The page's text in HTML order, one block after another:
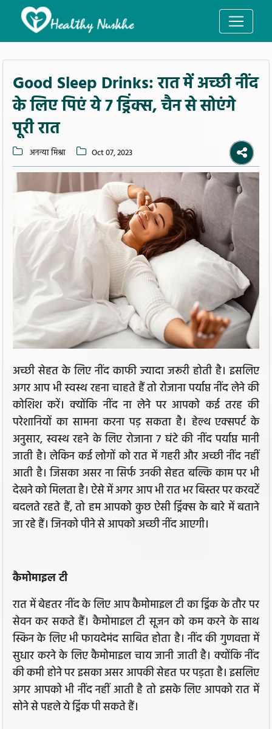
Good Sleep Drinks: रात में अच्छी नींद
के लिए पिएं ये 7 ड्रिंक्स, चैन से सोएंगे
पूरी रात
अनन्या मिश्रा Oct 07, 2023
अच्छी सेहत के लिए नींद काफी ज्यादा जरूरी होती है। इसलिए
अगर आप भी स्वस्थ रहना चाहते हैं तो रोजाना पर्याप्त नींद लेने की
कोशिश करें। क्योंकि नींद ना लेने पर आपको कई तरह की
परेशानियों का सामना करना पड़ सकता है। हेल्थ एक्सपर्ट के
अनुसार, स्वस्थ रहने के लिए रोजाना 7 घंटे की नींद पर्याप्त मानी
जाती है। लेकिन कई लोगों को रात में गहरी और अच्छी नींद नहीं
आती है। जिसका असर ना सिर्फ उनकी सेहत बल्कि काम पर भी
देखने को मिलता है। ऐसे में अगर आप भी रात भर बिस्तर पर करवटें
बदलते रहते हैं, तो हम आपको कुछ ऐसी ड्रिंक्स के बारे में बताने
जा रहे हैं। जिनको पीने से आपको अच्छी नींद आएगी।
कैमोमाइल टी
रात में बेहतर नींद के लिए आप कैमोमाइल टी का ड्रिंक के तौर पर
सेवन कर सकते हैं। कैमोमाइल टी सूजन को कम करने के साथ
स्किन के लिए भी फायदेमंद साबित होता है। नींद की गुणवत्ता में
सुधार करने के लिए कैमोमाइल चाय जानी जाती है। क्योंकि नींद
की कमी होने पर इसका असर आपकी सेहत पर पड़ता है। इसलिए
अगर आपको भी नींद नहीं आती है तो इसके लिए आपको रात में
सोने से पहले ये ड्रिंक पी सकते हैं।